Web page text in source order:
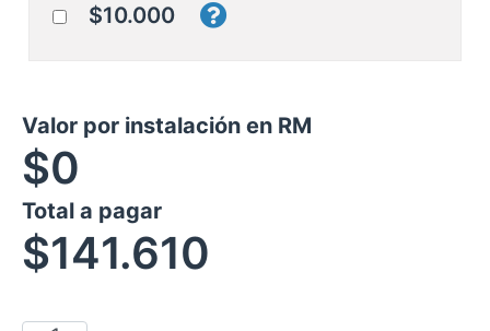
$10.000
Valor por instalación en RM
$0
Total a pagar
$141.610